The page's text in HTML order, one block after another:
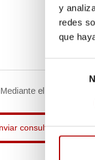
y
redes
que
Mediante el envío del